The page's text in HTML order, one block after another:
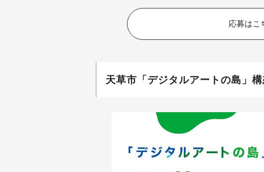
応募はこ
天草市「デジタルアートの島」